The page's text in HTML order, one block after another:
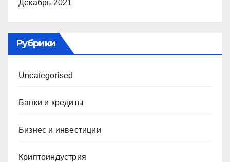
Декабрь 2021
Рубрики
Uncategorised
Банки и кредиты
Бизнес и инвестиции
Криптоиндустрия